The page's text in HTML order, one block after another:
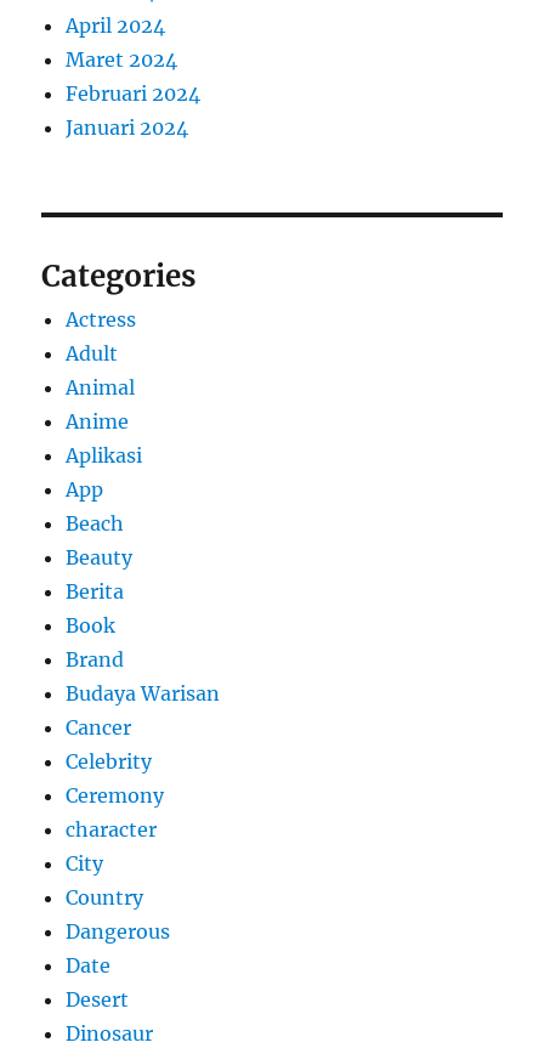
April 2024
Maret 2024
Februari 2024
Januari 2024
Categories
Actress
Adult
Animal
Anime
Aplikasi
App
Beach
Beauty
Berita
Book
Brand
Budaya Warisan
Cancer
Celebrity
Ceremony
character
City
Country
Dangerous
Date
Desert
Dinosaur